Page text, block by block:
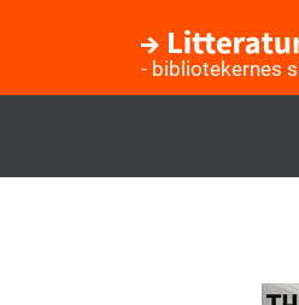
- bibliotekernes